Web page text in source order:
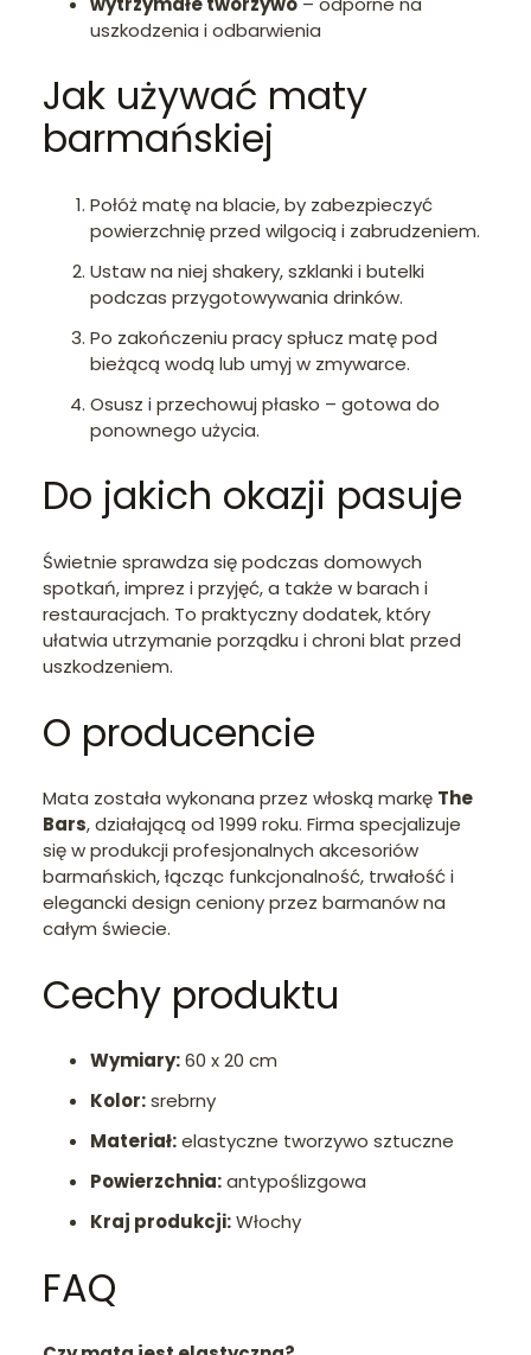
uszkodzenia i odbarwienia
Jak używać maty
barmańskiej
Połóż matę na blacie, by zabezpieczyć
powierzchnię przed wilgocią i zabrudzeniem.
Ustaw na niej shakery, szklanki i butelki
podczas przygotowywania drinków.
Po zakończeniu pracy spłucz matę pod
bieżącą wodą lub umyj w zmywarce.
Osusz i przechowuj płasko – gotowa do
ponownego użycia.
Do jakich okazji pasuje
Świetnie sprawdza się podczas domowych
spotkań, imprez i przyjęć, a także w barach i
restauracjach. To praktyczny dodatek, który
ułatwia utrzymanie porządku i chroni blat przed
uszkodzeniem.
O producencie
Mata została wykonana przez włoską markę The
Bars, działającą od 1999 roku. Firma specjalizuje
się w produkcji profesjonalnych akcesoriów
barmańskich, łącząc funkcjonalność, trwałość i
elegancki design ceniony przez barmanów na
całym świecie.
Cechy produktu
Wymiary:60 x 20 cm
Kolor:srebrny
Materiał:elastyczne tworzywo sztuczne
Powierzchnia:antypoślizgowa
Kraj produkcji:Włochy
FAQ